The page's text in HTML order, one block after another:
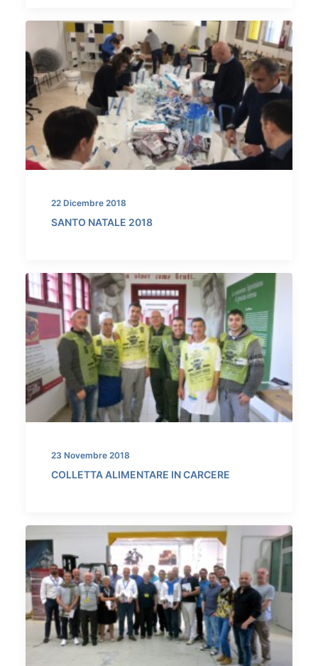
22 Dicembre 2018
SANTO NATALE 2018
23 Novembre 2018
COLLETTA ALIMENTARE IN CARCERE